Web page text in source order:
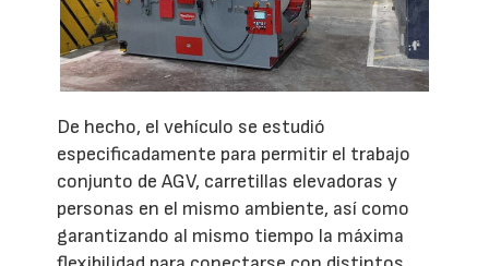
De hecho, el vehículo se estudió
especificadamente para permitir el trabajo
conjunto de AGV, carretillas elevadoras y
personas en el mismo ambiente, así como
garantizando al mismo tiempo la máxima